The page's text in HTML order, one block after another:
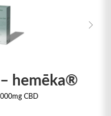
hemēka®
CBD